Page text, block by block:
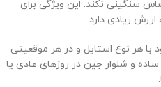
سنگینی نکند. این ویژگی برای
زیادی دارد.
هر نوع استایل و در هر موقعیتی
و شلوار جین در روزهای عادی یا